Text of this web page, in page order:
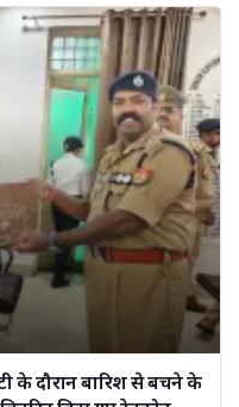
के दौरान बारिश से बचने के